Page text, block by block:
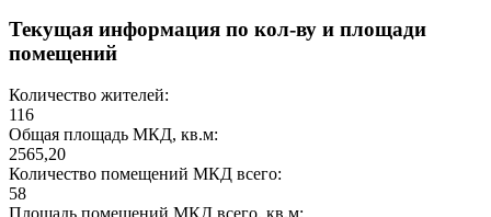
Текущая информация по кол-ву и площади
помещений
Количество жителей:
116
Общая площадь МКД, кв.м:
2565,20
Количество помещений МКД всего:
58